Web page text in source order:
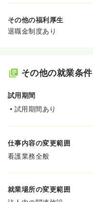
その他の福利厚生
退職金制度あり
その他の就業条件
試用期間
試用期間あり
仕事内容の変更範囲
看護業務全般
就業場所の変更範囲